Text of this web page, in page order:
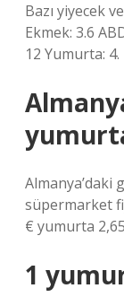
Bazı yiyecek
Ekmek: 3.6
12 Yumurta: 4.
Almanya’daki
süpermarket
€ yumurta
1